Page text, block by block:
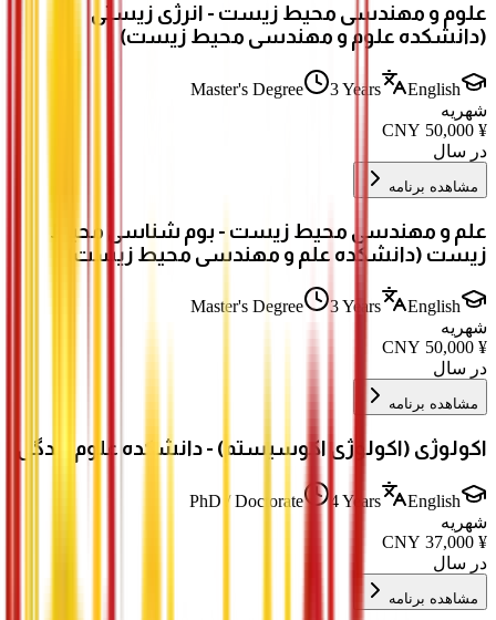
علوم و مهندسی محیط زیست - انرژی زیستی
(دانشکده علوم و مهندسی محیط زیست)
Master's Degree 3 Years
English
شهریه
¥
50,000
در سال
مشاهده برنامه
علم و مهندسی محیط زیست - بوم شناسی محیط
زیست (دانشکده علم و مهندسی محیط زیست)
Master's Degree 3 Years
English
شهریه
¥
50,000
در سال
مشاهده برنامه
اکولوژی (اکولوژی اکوسیستم) - دانشکده علوم زندگی
PhD / Doctorate 4 Years
English
شهریه
¥
37,000
در سال
مشاهده برنامه